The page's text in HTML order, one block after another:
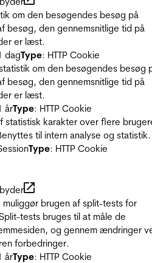
om den besøgendes besøg på
besøg, den gennemsnitlige tid på
er læst.
dagType: HTTP Cookie
om den besøgendes besøg
besøg, den gennemsnitlige tid på
er læst.
årType: HTTP Cookie
statistisk karakter over flere
til intern analyse og statistik.
Type: HTTP Cookie
muliggør brugen af split-tests for
tests bruges til at måle de
og gennem ændringer
forbedringer.
årType: HTTP Cookie